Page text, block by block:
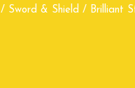
/ Sword & Shield / Brilliant